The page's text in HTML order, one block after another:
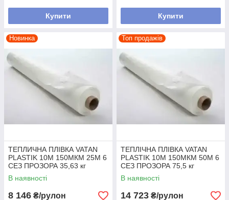
Купити Купити
Новинка
ТЕПЛИЧНА ПЛІВКА VATAN
PLASTIK 10М 150МКМ 25М 6
СЕЗ ПРОЗОРА 35,63 кг
В наявності
8 146 ₴/рулон
Топ продажів
ТЕПЛІЧНА ПЛІВКА VATAN
PLASTIK 10М 150МКМ 50М 6
СЕЗ ПРОЗОРА 75,5 кг
В наявності
14 723 ₴/рулон